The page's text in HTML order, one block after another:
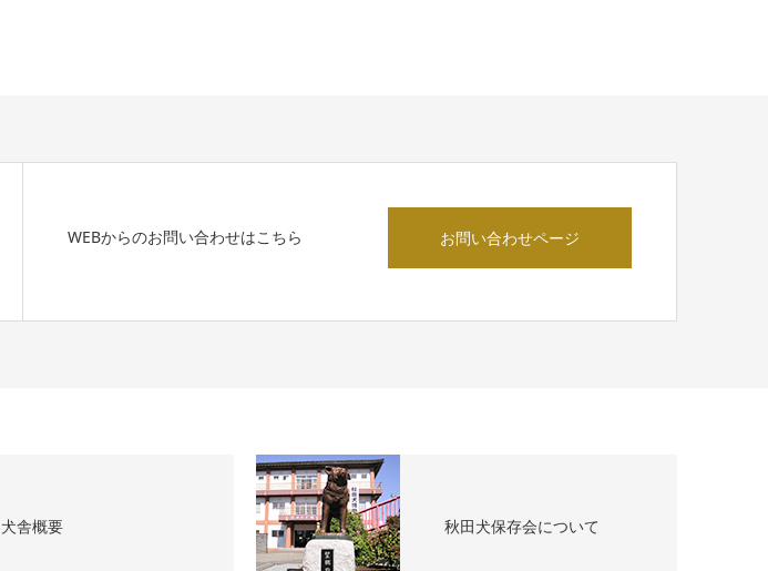
WEBからのお問い合わせはこちら お問い合わせページ
犬舎概要 秋田犬保存会について